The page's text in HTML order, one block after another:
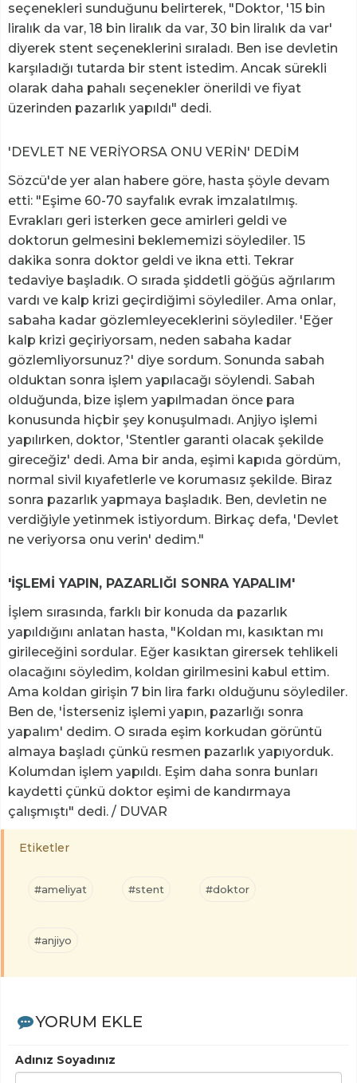
seçenekleri sunduğunu belirterek, "Doktor, '15 bin
liralık da var, 18 bin liralık da var, 30 bin liralık da var'
diyerek stent seçeneklerini sıraladı. Ben ise devletin
karşıladığı tutarda bir stent istedim. Ancak sürekli
olarak daha pahalı seçenekler önerildi ve fiyat
üzerinden pazarlık yapıldı" dedi.
'DEVLET NE VERİYORSA ONU VERİN' DEDİM
Sözcü'de yer alan habere göre, hasta şöyle devam
etti: "Eşime 60-70 sayfalık evrak imzalatılmış.
Evrakları geri isterken gece amirleri geldi ve
doktorun gelmesini beklememizi söylediler. 15
dakika sonra doktor geldi ve ikna etti. Tekrar
tedaviye başladık. O sırada şiddetli göğüs ağrılarım
vardı ve kalp krizi geçirdiğimi söylediler. Ama onlar,
sabaha kadar gözlemleyeceklerini söylediler. 'Eğer
kalp krizi geçiriyorsam, neden sabaha kadar
gözlemliyorsunuz?' diye sordum. Sonunda sabah
olduktan sonra işlem yapılacağı söylendi. Sabah
olduğunda, bize işlem yapılmadan önce para
konusunda hiçbir şey konuşulmadı. Anjiyo işlemi
yapılırken, doktor, 'Stentler garanti olacak şekilde
gireceğiz' dedi. Ama bir anda, eşimi kapıda gördüm,
normal sivil kıyafetlerle ve korumasız şekilde. Biraz
sonra pazarlık yapmaya başladık. Ben, devletin ne
verdiğiyle yetinmek istiyordum. Birkaç defa, 'Devlet
ne veriyorsa onu verin' dedim."
'İŞLEMİ YAPIN, PAZARLIĞI SONRA YAPALIM'
İşlem sırasında, farklı bir konuda da pazarlık
yapıldığını anlatan hasta, "Koldan mı, kasıktan mı
girileceğini sordular. Eğer kasıktan girersek tehlikeli
olacağını söyledim, koldan girilmesini kabul ettim.
Ama koldan girişin 7 bin lira farkı olduğunu söylediler.
Ben de, 'İsterseniz işlemi yapın, pazarlığı sonra
yapalım' dedim. O sırada eşim korkudan görüntü
almaya başladı çünkü resmen pazarlık yapıyorduk.
Kolumdan işlem yapıldı. Eşim daha sonra bunları
kaydetti çünkü doktor eşimi de kandırmaya
çalışmıştı" dedi. / DUVAR
Etiketler
#ameliyat #stent #doktor
#anjiyo
YORUM EKLE
Adınız Soyadınız